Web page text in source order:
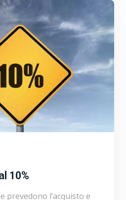
10%
prevedono l’acquisto e